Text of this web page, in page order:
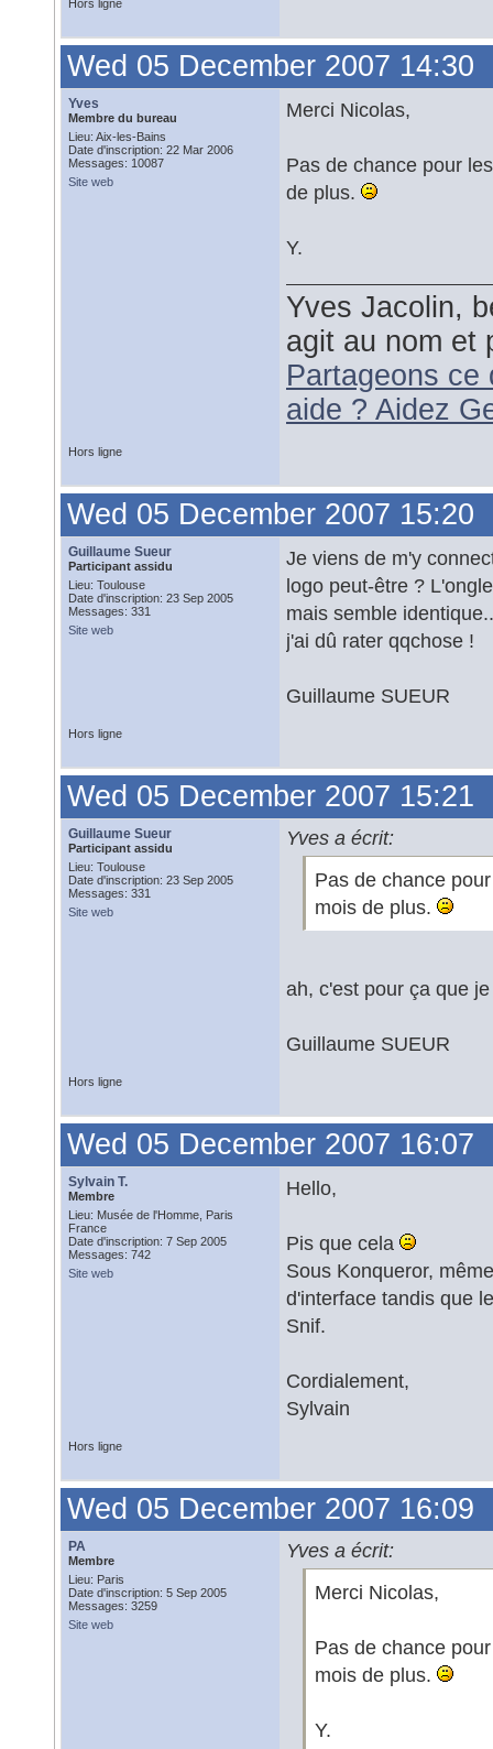
Hors ligne
Wed 05 December 2007 14:30
Yves
Membre du bureau
Lieu: Aix-les-Bains
Date d'inscription: 22 Mar 2006
Messages: 10087
Site web
Merci Nicolas,
Pas de chance pour
de plus.
Y.
Yves Jacolin,
agit au nom et
Partageons ce
aide ? Aidez
Hors ligne
Wed 05 December 2007 15:20
Guillaume Sueur
Participant assidu
Lieu: Toulouse
Date d'inscription: 23 Sep 2005
Messages: 331
Site web
Je viens de m'y
logo peut-être ?
mais semble
j'ai dû rater qqchose !
Guillaume SUEUR
Hors ligne
Wed 05 December 2007 15:21
Guillaume Sueur
Participant assidu
Lieu: Toulouse
Date d'inscription: 23 Sep 2005
Messages: 331
Site web
Yves a écrit:
Pas de chance
mois de plus.
ah, c'est pour ça que
Guillaume SUEUR
Hors ligne
Wed 05 December 2007 16:07
Sylvain T.
Membre
Lieu: Musée de l'Homme, Paris
France
Date d'inscription: 7 Sep 2005
Messages: 742
Site web
Hello,
Pis que cela
Sous Konqueror,
d'interface tandis que
Snif.
Cordialement,
Sylvain
Hors ligne
Wed 05 December 2007 16:09
PA
Membre
Lieu: Paris
Date d'inscription: 5 Sep 2005
Messages: 3259
Site web
Yves a écrit:
Merci Nicolas,
Pas de chance
mois de plus.
Y.